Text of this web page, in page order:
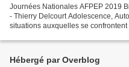
Journées Nationales AFPEP 2019
- Thierry Delcourt Adolescence,
situations auxquelles se
Hébergé par Overblog